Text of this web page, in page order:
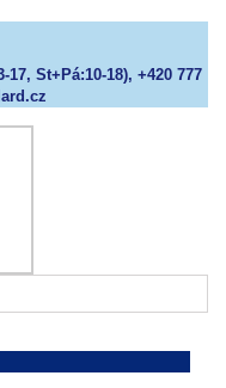
17, St+Pá:10-18), +420 777